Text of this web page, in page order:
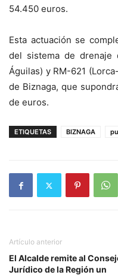
54.450 euros.
Esta actuación se
del sistema de drenaje
Águilas) y RM-621
de Biznaga, que
de euros.
ETIQUETAS BIZNAGA
Artículo anterior
El Alcalde remite al
Jurídico de la Región un